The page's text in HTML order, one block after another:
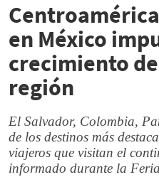
en México
crecimiento
región
El Salvador, Colombia,
de los destinos más
viajeros que visitan el
informado durante la